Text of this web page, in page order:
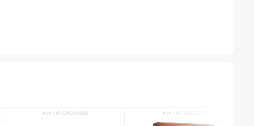
Арт: НФ-00000992 Арт: НФ-00002345